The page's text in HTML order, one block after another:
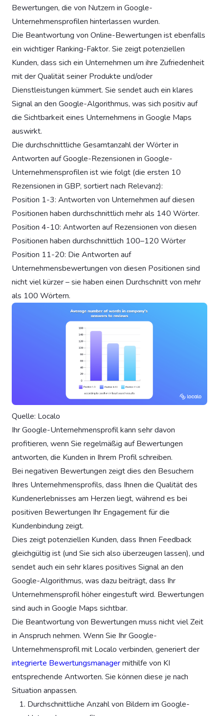
Bewertungen, die von Nutzern in Google-
Unternehmensprofilen hinterlassen wurden.
Die Beantwortung von Online-Bewertungen ist ebenfalls
ein wichtiger Ranking-Faktor. Sie zeigt potenziellen
Kunden, dass sich ein Unternehmen um ihre Zufriedenheit
mit der Qualität seiner Produkte und/oder
Dienstleistungen kümmert. Sie sendet auch ein klares
Signal an den Google-Algorithmus, was sich positiv auf
die Sichtbarkeit eines Unternehmens in Google Maps
auswirkt.
Die durchschnittliche Gesamtanzahl der Wörter in
Antworten auf Google-Rezensionen in Google-
Unternehmensprofilen ist wie folgt (die ersten 10
Rezensionen in GBP, sortiert nach Relevanz):
Position 1-3: Antworten von Unternehmen auf diesen
Positionen haben durchschnittlich mehr als 140 Wörter.
Position 4-10: Antworten auf Rezensionen von diesen
Positionen haben durchschnittlich 100–120 Wörter
Position 11-20: Die Antworten auf
Unternehmensbewertungen von diesen Positionen sind
nicht viel kürzer – sie haben einen Durchschnitt von mehr
als 100 Wörtern.
Quelle: Localo
Ihr Google-Unternehmensprofil kann sehr davon
profitieren, wenn Sie regelmäßig auf Bewertungen
antworten, die Kunden in Ihrem Profil schreiben.
Bei negativen Bewertungen zeigt dies den Besuchern
Ihres Unternehmensprofils, dass Ihnen die Qualität des
Kundenerlebnisses am Herzen liegt, während es bei
positiven Bewertungen Ihr Engagement für die
Kundenbindung zeigt.
Dies zeigt potenziellen Kunden, dass Ihnen Feedback
gleichgültig ist (und Sie sich also überzeugen lassen), und
sendet auch ein sehr klares positives Signal an den
Google-Algorithmus, was dazu beiträgt, dass Ihr
Unternehmensprofil höher eingestuft wird. Bewertungen
sind auch in Google Maps sichtbar.
Die Beantwortung von Bewertungen muss nicht viel Zeit
in Anspruch nehmen. Wenn Sie Ihr Google-
Unternehmensprofil mit Localo verbinden, generiert der
integrierte Bewertungsmanagermithilfe von KI
entsprechende Antworten. Sie können diese je nach
Situation anpassen.
Durchschnittliche Anzahl von Bildern im Google-